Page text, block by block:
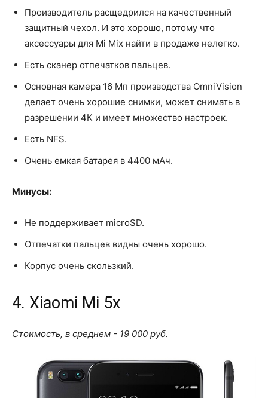
Производитель расщедрился на качественный
защитный чехол. И это хорошо, потому что
аксессуары для Mi Mix найти в продаже нелегко.
Есть сканер отпечатков пальцев.
Основная камера 16 Мп производства OmniVision
делает очень хорошие снимки, может снимать в
разрешении 4К и имеет множество настроек.
Есть NFS.
Очень емкая батарея в 4400 мАч.
Минусы:
Не поддерживает microSD.
Отпечатки пальцев видны очень хорошо.
Корпус очень скользкий.
4. Xiaomi Mi 5x
Стоимость, в среднем - 19 000 руб.